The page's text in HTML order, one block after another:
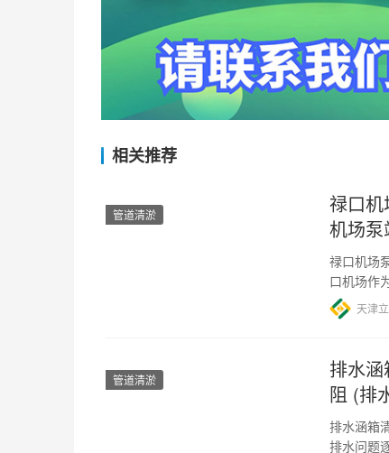
相关推荐
管道清淤
禄口
机场泵
禄口机场
口机场作
沙和杂物
天津
管道清淤
排水
阻 (排
排水涵箱
排水问题